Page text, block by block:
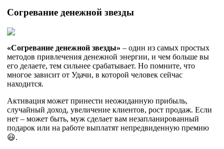
Согревание денежной звезды
«Согревание денежной звезды» – один из самых простых
методов привлечения денежной энергии, и чем больше вы
его делаете, тем сильнее срабатывает. Но помните, что
многое зависит от Удачи, в которой человек сейчас
находится.
Активация может принести неожиданную прибыль,
случайный доход, увеличение клиентов, рост продаж. Если
нет – может быть, муж сделает вам незапланированный
подарок или на работе выплатят непредвиденную премию
😃.